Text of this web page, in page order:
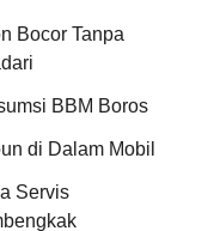
Bocor Tanpa
BBM Boros
di Dalam Mobil
Servis